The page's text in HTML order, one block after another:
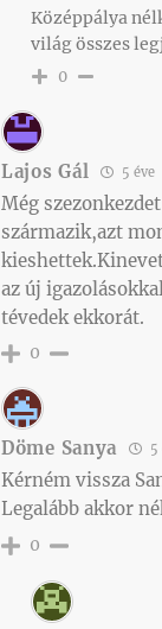
Középpálya
világ összes
0
Lajos Gál 5 éve
Még
származik,azt
az új
tévedek ekkorát.
0
Döme Sanya 5
Kérném vissza
Legalább akkor
0